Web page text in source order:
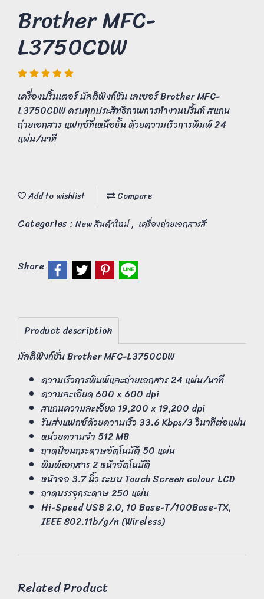
Brother MFC-
L3750CDW
เครื่องปริ้นเตอร์ มัลติฟังก์ชัน เลเซอร์ Brother MFC-
L3750CDW ครบทุกประสิทธิภาพการทำงานปริ้นท์ สแกน
ถ่ายเอกสาร แฟกซ์ที่เหนือชั้น ด้วยความเร็วการพิมพ์ 24
แผ่น/นาที
Add to wishlist Compare
Categories : New สินค้าใหม่, เครื่องถ่ายเอกสารสี
Share
Product description
มัลติฟังก์ชั่น Brother MFC-L3750CDW
ความเร็วการพิมพ์และถ่ายเอกสาร 24 แผ่น/นาที
ความละเอียด 600 x 600 dpi
สแกนความละเอียด 19,200 x 19,200 dpi
รับส่งแฟกซ์ด้วยความเร็ว 33.6 Kbps/3 วินาทีต่อแผ่น
หน่วยความจำ 512 MB
ถาดป้อนกระดาษอัตโนมัติ 50 แผ่น
พิมพ์เอกสาร 2 หน้าอัตโนมัติ
หน้าจอ 3.7 นิ้ว ระบบ Touch Screen colour LCD
ถาดบรรจุกระดาษ 250 แผ่น
Hi-Speed USB 2.0, 10 Base-T/100Base-TX,
IEEE 802.11b/g/n (Wireless)
Related Product